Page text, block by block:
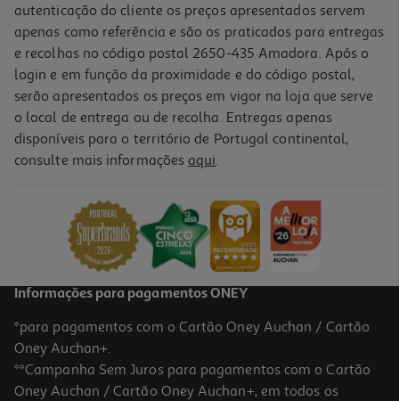
Capa Dbramante1928 Kick Icon Iphone 17 Pro
39,99 €
autenticação do cliente os preços apresentados servem
apenas como referência e são os praticados para entregas
e recolhas no código postal 2650-435 Amadora. Após o
login e em função da proximidade e do código postal,
serão apresentados os preços em vigor na loja que serve
o local de entrega ou de recolha. Entregas apenas
disponíveis para o território de Portugal continental,
consulte mais informações aqui.
Informações para pagamentos ONEY
*para pagamentos com o Cartão Oney Auchan / Cartão
Oney Auchan+.
**Campanha Sem Juros para pagamentos com o Cartão
Oney Auchan / Cartão Oney Auchan+, em todos os